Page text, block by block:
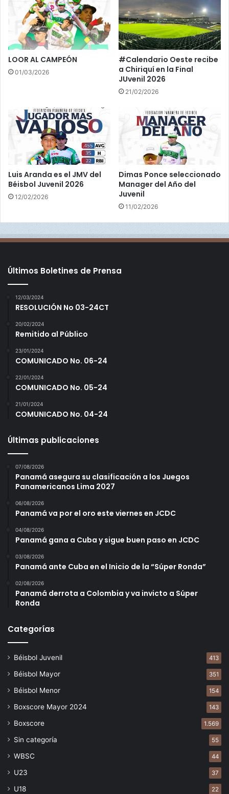
o
LOOR AL CAMPEÓN
01/03/2026
#Calendario Oeste recibe
a Chiriquí en la Final
JUvenil 2026
21/02/2026
Luis Aranda es el JMV del
Béisbol Juvenil 2026
12/02/2026
Dimas Ponce seleccionado
Manager del Año del
Juvenil
11/02/2026
Últimos Boletines de Prensa
12/03/2024
RESOLUCIÓN No 03-24CT
20/02/2024
Remitido al Público
23/01/2024
COMUNICADO No. 06-24
22/01/2024
COMUNICADO No. 05-24
21/01/2024
COMUNICADO No. 04-24
Últimas publicaciones
07/08/2026
Panamá asegura su clasificación a los Juegos
Panamericanos Lima 2027
06/08/2026
Panamá va por el oro este viernes en JCDC
04/08/2026
Panamá gana a Cuba y sigue buen paso en JCDC
03/08/2026
Panamá ante Cuba en el Inicio de la “Súper Ronda”
02/08/2026
Panamá derrota a Colombia y va invicto a Súper
Ronda
Categorías
Béisbol Juvenil 413
Béisbol Mayor 351
Béisbol Menor 154
Boxscore Mayor 2024 143
Boxscore 1.569
Sin categoría 55
WBSC 44
U23 37
U18 22